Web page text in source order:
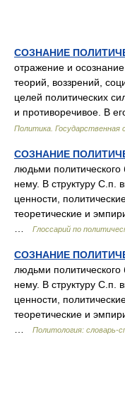
СОЗНАНИЕ
отражение и
теорий, воззрений,
целей политических
и противоречивое. В
Политика. Государственная
СОЗНАНИЕ
людьми
нему. В структуру С.п.
ценности,
теоретические и
Глоссарий по
СОЗНАНИЕ
людьми
нему. В структуру С.п.
ценности,
теоретические и
Политология: словарь-